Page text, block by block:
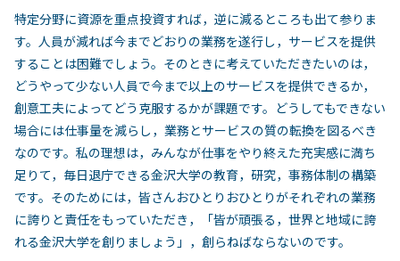
特定分野に資源を重点投資すれば，逆に減るところも出て参りま
す。人員が減れば今までどおりの業務を遂行し，サービスを提供
することは困難でしょう。そのときに考えていただきたいのは，
どうやって少ない人員で今まで以上のサービスを提供できるか，
創意工夫によってどう克服するかが課題です。どうしてもできない
場合には仕事量を減らし，業務とサービスの質の転換を図るべき
なのです。私の理想は，みんなが仕事をやり終えた充実感に満ち
足りて，毎日退庁できる金沢大学の教育，研究，事務体制の構築
です。そのためには，皆さんおひとりおひとりがそれぞれの業務
に誇りと責任をもっていただき，「皆が頑張る，世界と地域に誇
れる金沢大学を創りましょう」，創らねばならないのです。